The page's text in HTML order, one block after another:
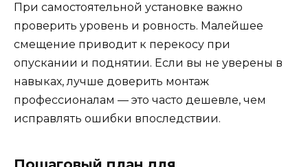
При самостоятельной установке важно
проверить уровень и ровность. Малейшее
смещение приводит к перекосу при
опускании и поднятии. Если вы не уверены в
навыках, лучше доверить монтаж
профессионалам — это часто дешевле, чем
исправлять ошибки впоследствии.